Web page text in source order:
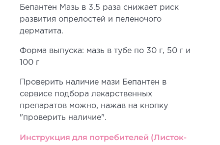
Бепантен Мазь в 3.5 раза снижает риск
развития опрелостей и пеленочого
дерматита.
Форма выпуска: мазь в тубе по 30 г, 50 г и
100 г
Проверить наличие мази Бепантен в
сервисе подбора лекарственных
препаратов можно, нажав на кнопку
"проверить наличие".
Инструкция для потребителей (Листок-